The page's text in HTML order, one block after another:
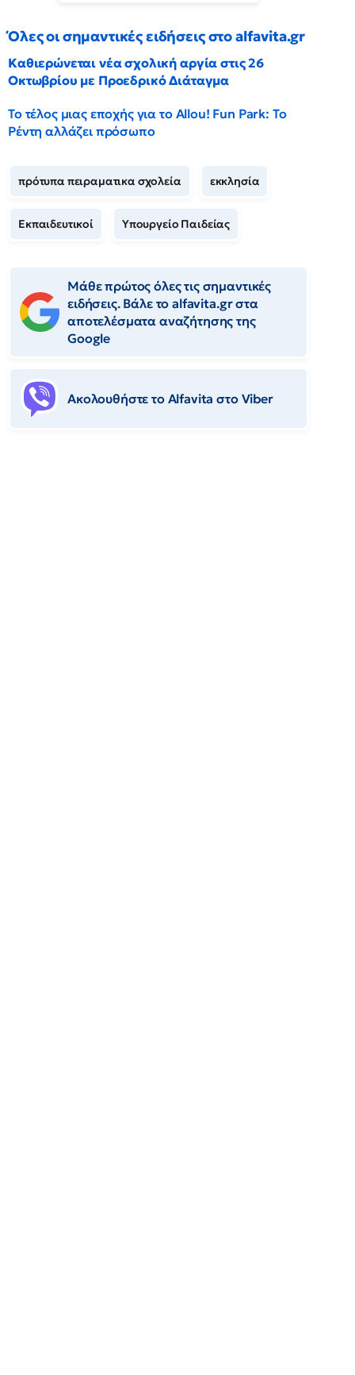
Όλες οι σημαντικές ειδήσεις στο alfavita.gr
Καθιερώνεται νέα σχολική αργία στις 26
Οκτωβρίου με Προεδρικό Διάταγμα
Το τέλος μιας εποχής για το Allou! Fun Park: Το
Ρέντη αλλάζει πρόσωπο
πρότυπα πειραματικα σχολεία εκκλησία
Εκπαιδευτικοί Υπουργείο Παιδείας
Μάθε πρώτος όλες τις σημαντικές
ειδήσεις. Βάλε το alfavita.gr στα
αποτελέσματα αναζήτησης της
Google
Ακολουθήστε το Αlfavita στο Viber